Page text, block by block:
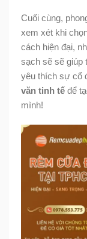
Cuối cùng,
xem xét khi
cách hiện đại,
sạch sẽ sẽ giúp
yêu thích sự cổ
văn tinh tế để
mình!